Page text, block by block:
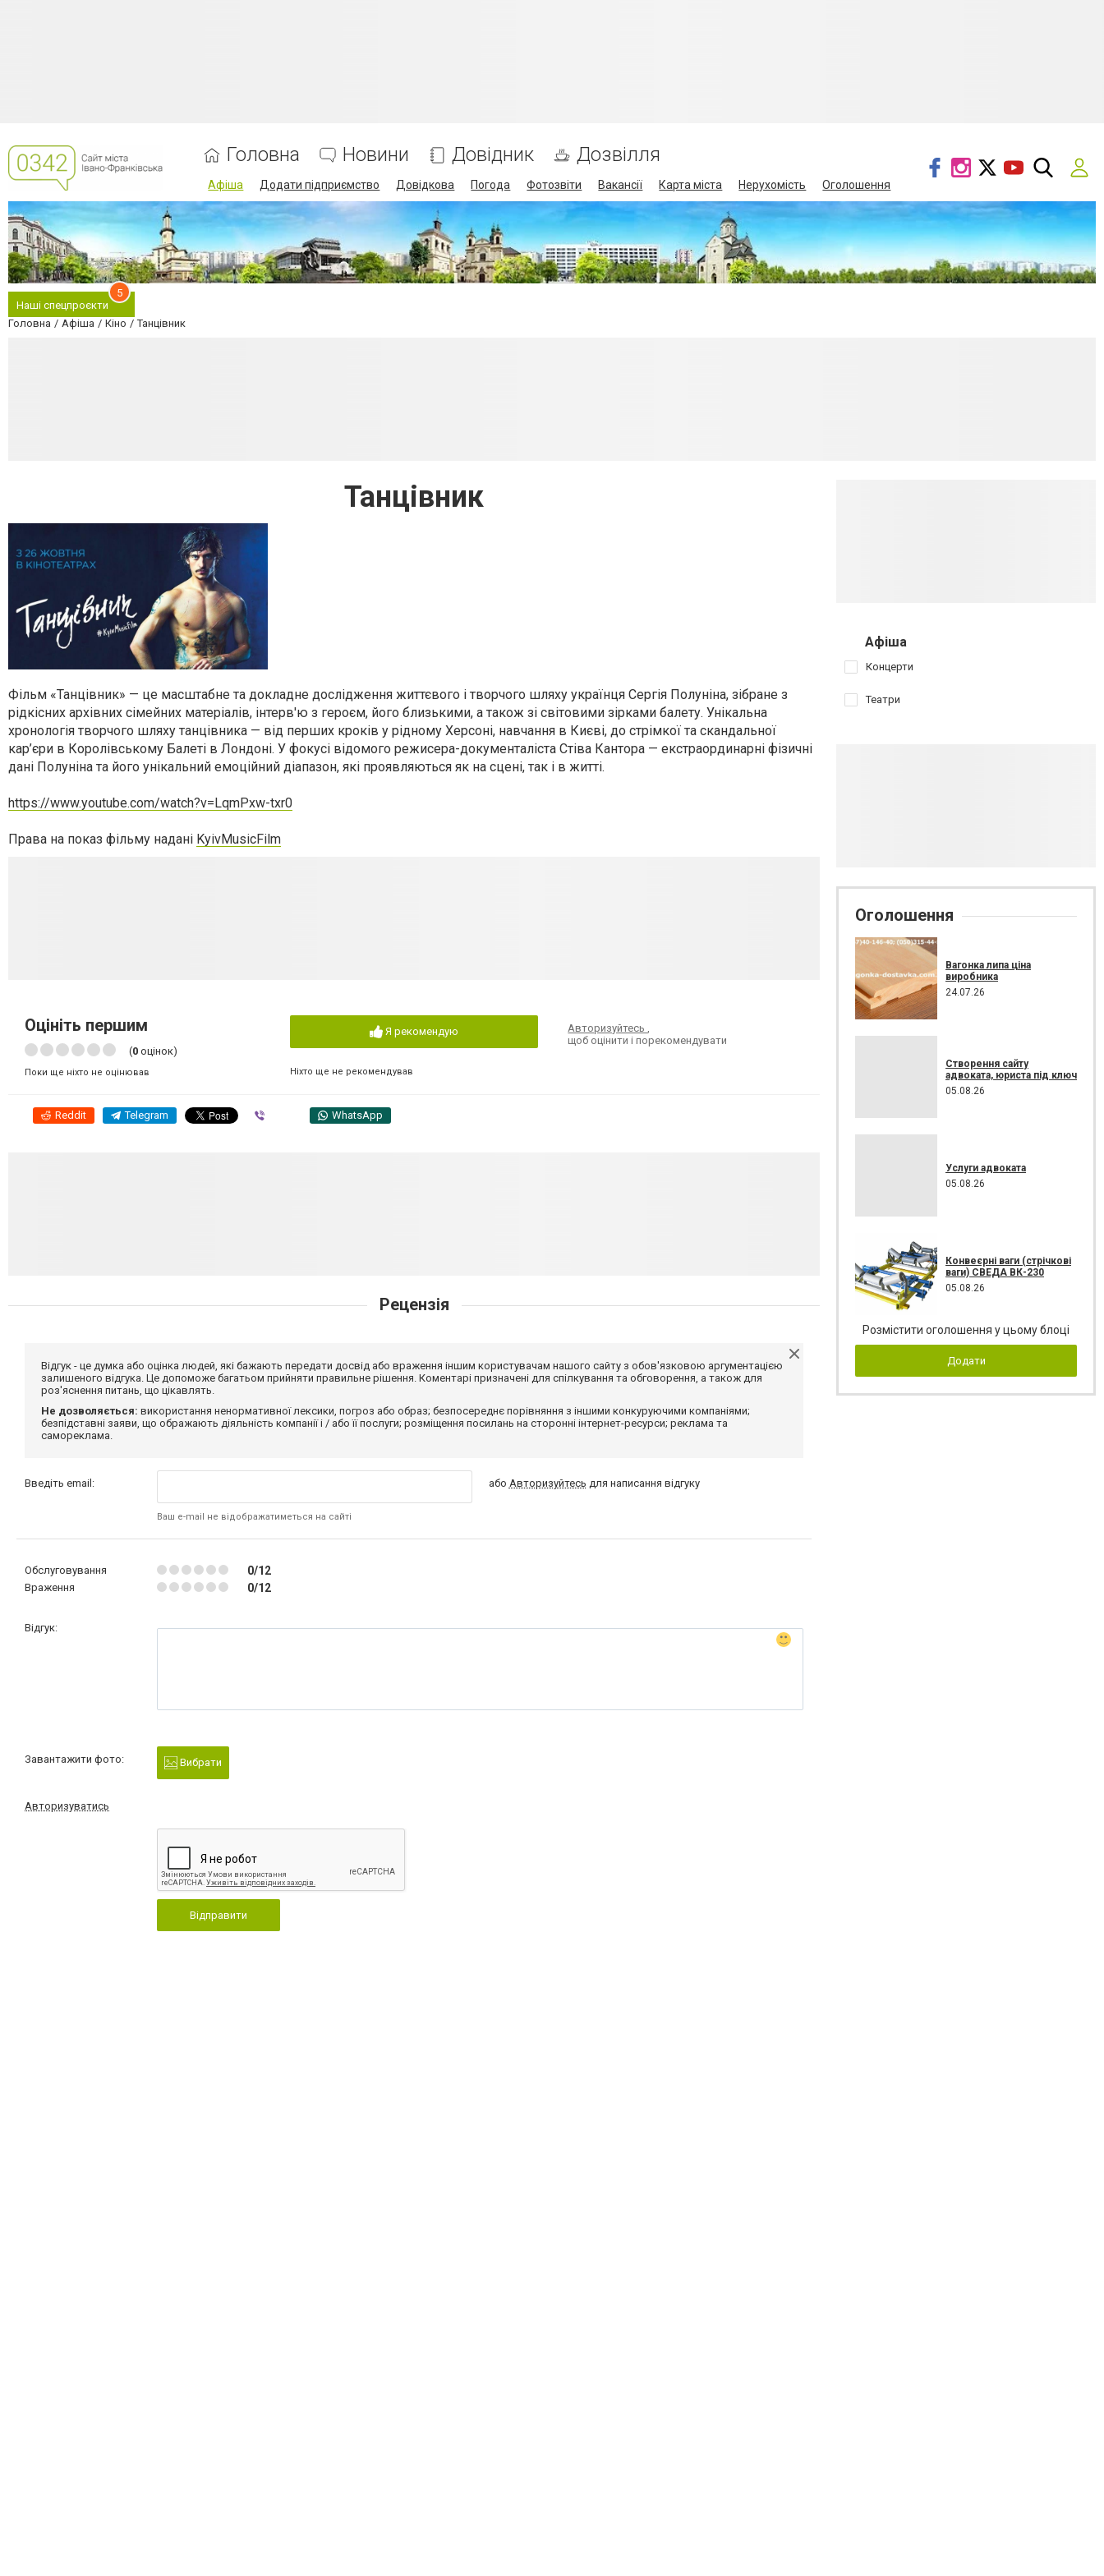
Головна Новини Довідник Дозвілля
Афіша Додати підприємство Довідкова Погода Фотозвіти Вакансії Карта міста Нерухомість Оголошення
Наші спецпроєкти
5
Головна Афіша Кіно Танцівник
Танцівник
Фільм «Танцівник» — це масштабне та докладне дослідження життєвого і творчого шляху українця Сергія Полуніна, зібране з
рідкісних архівних сімейних матеріалів, інтерв'ю з героєм, його близькими, а також зі світовими зірками балету. Унікальна
хронологія творчого шляху танцівника — від перших кроків у рідному Херсоні, навчання в Києві, до стрімкої та скандальної
кар’єри в Королівському Балеті в Лондоні. У фокусі відомого режисера-документаліста Стіва Кантора — екстраординарні фізичні
дані Полуніна та його унікальний емоційний діапазон, які проявляються як на сцені, так і в житті.
https://www.youtube.com/watch?v=LqmPxw-txr0
Права на показ фільму надані KyivMusicFilm
Оцініть першим
(0 оцінок)
Поки ще ніхто не оцінював
Я рекомендую
Ніхто ще не рекомендував
Авторизуйтесь
щоб оцінити і порекомендувати
Reddit Telegram WhatsApp
Рецензія
Відгук - це думка або оцінка людей, які бажають передати досвід або враження іншим користувачам нашого сайту з обов'язковою аргументацією
залишеного відгука. Це допоможе багатьом прийняти правильне рішення. Коментарі призначені для спілкування та обговорення, а також для
роз'яснення питань, що цікавлять.
Не дозволяється: використання ненормативної лексики, погроз або образ; безпосереднє порівняння з іншими конкуруючими компаніями;
безпідставні заяви, що ображають діяльність компанії і / або її послуги; розміщення посилань на сторонні інтернет-ресурси; реклама та
самореклама.
Введіть email:
Ваш e-mail не відображатиметься на сайті
або Авторизуйтесь для написання відгуку
Обслуговування 0/12
Враження 0/12
Відгук:
Завантажити фото: Вибрати
Авторизуватись
Відправити
Афіша
Концерти
Театри
Оголошення
Вагонка липа ціна
виробника
24.07.26
Створення сайту
адвоката, юриста під ключ
05.08.26
Услуги адвоката
05.08.26
Конвеєрні ваги (стрічкові
ваги) СВЕДА ВК-230
05.08.26
Розмістити оголошення у цьому блоці
Додати